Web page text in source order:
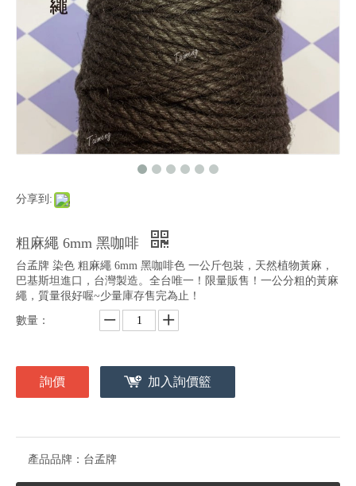
分享到:
粗麻繩 6mm 黑咖啡
台孟牌 染色 粗麻繩 6mm 黑咖啡色 一公斤包裝，天然植物黃麻，
巴基斯坦進口，台灣製造。全台唯一！限量販售！一公分粗的黃麻
繩，質量很好喔~少量庫存售完為止！
數量：
詢價 加入詢價籃
產品品牌： 台孟牌